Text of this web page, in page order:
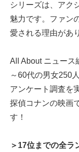
シリーズは、アク
魅力です。ファン
愛される理由があ
All About ニュース
～60代の男女250
アンケート調査を
探偵コナンの映画
す！
＞17位までの全ラ